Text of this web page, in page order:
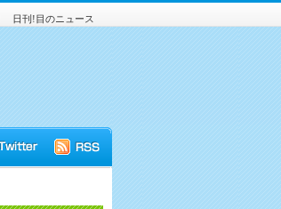
日刊!目のニュース